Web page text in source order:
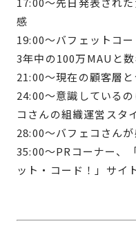
感
19:00〜バフェットコ
3年中の100万MAUと
21:00〜現在の顧客層
24:00〜意識している
コさんの組織運営スタ
28:00〜バフェコさん
35:00〜PRコーナー、
ット・コード！」サイ